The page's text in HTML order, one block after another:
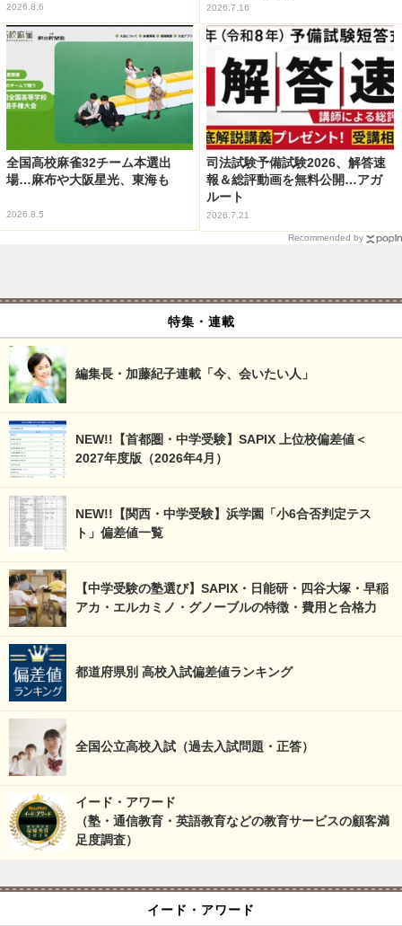
2026.8.6 2026.7.16
全国高校麻雀32チーム本選出
場…麻布や大阪星光、東海も
2026.8.5
司法試験予備試験2026、解答速
報＆総評動画を無料公開…アガ
ルート
2026.7.21
Recommended by
特集・連載
編集長・加藤紀子連載「今、会いたい人」
NEW!!【首都圏・中学受験】SAPIX 上位校偏差値＜
2027年度版（2026年4月）
NEW!!【関西・中学受験】浜学園「小6合否判定テス
ト」偏差値一覧
【中学受験の塾選び】SAPIX・日能研・四谷大塚・早稲
アカ・エルカミノ・グノーブルの特徴・費用と合格力
都道府県別 高校入試偏差値ランキング
全国公立高校入試（過去入試問題・正答）
イード・アワード
（塾・通信教育・英語教育などの教育サービスの顧客満
足度調査）
イード・アワード